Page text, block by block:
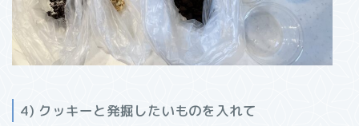
4) クッキーと発掘したいものを入れて